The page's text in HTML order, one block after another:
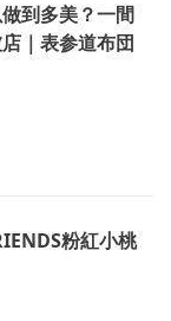
做到多美？一間
｜表参道布団
粉紅小桃